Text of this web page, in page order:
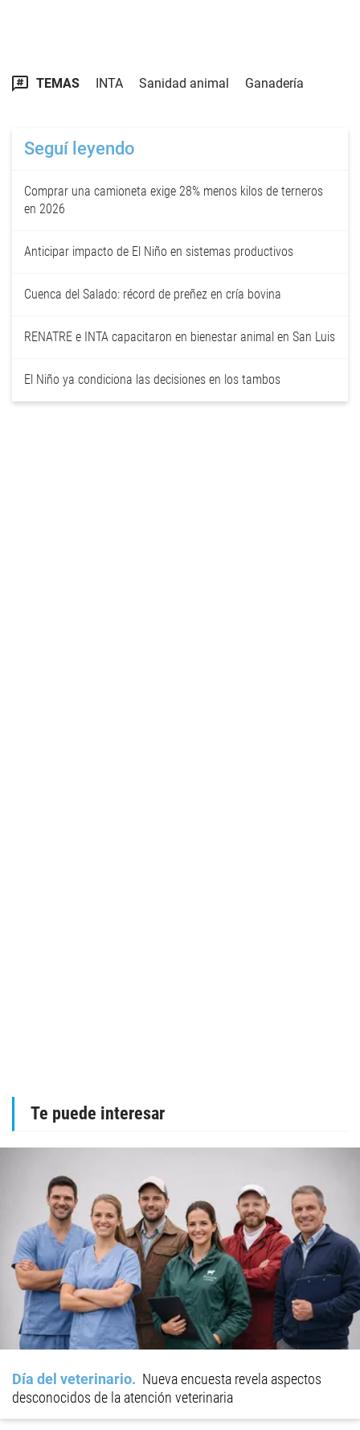
TEMAS INTA Sanidad animal Ganadería
Seguí leyendo
Comprar una camioneta exige 28% menos kilos de terneros
en 2026
Anticipar impacto de El Niño en sistemas productivos
Cuenca del Salado: récord de preñez en cría bovina
RENATRE e INTA capacitaron en bienestar animal en San Luis
El Niño ya condiciona las decisiones en los tambos
Te puede interesar
Día del veterinario
Nueva encuesta revela aspectos
desconocidos de la atención veterinaria